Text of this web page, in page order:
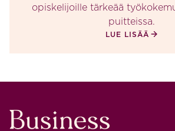
opiskelijoille tärkeää
puitteissa.
LUE LISÄÄ
Business College Helsinki